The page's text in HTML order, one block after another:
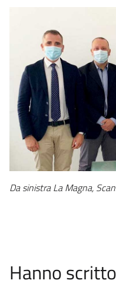
Da sinistra La Magna,
Hanno scritto